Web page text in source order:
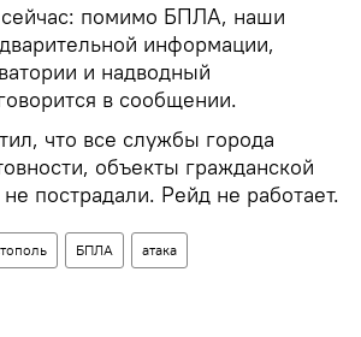
помимо БПЛА, наши
информации,
и надводный
в сообщении.
что все службы города
объекты гражданской
пострадали. Рейд не работает.
БПЛА атака